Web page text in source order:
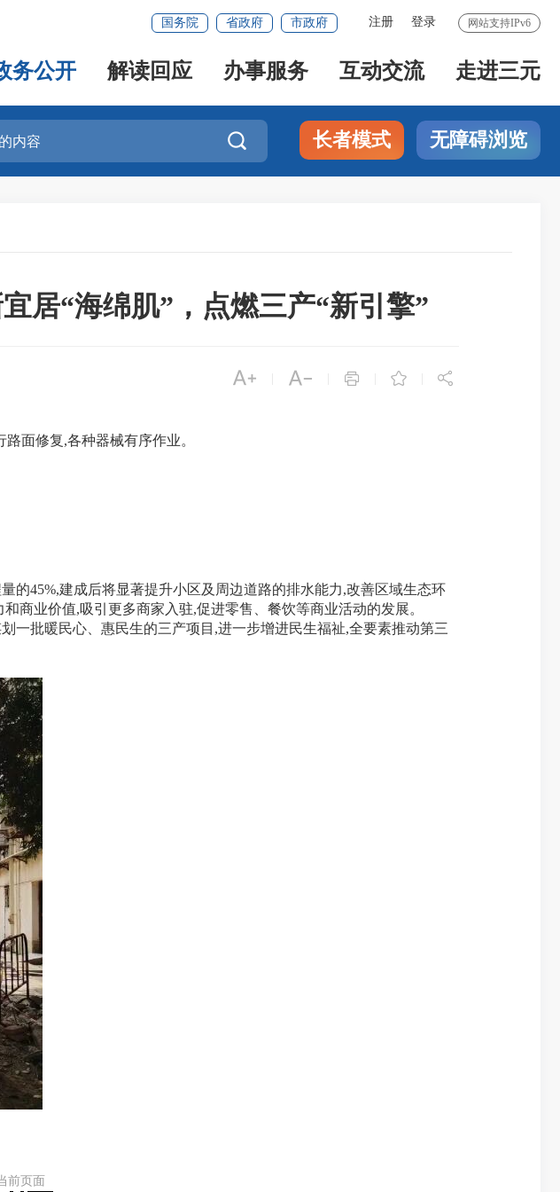
网站支持IPv6
注册 登录
国务院 省政府 市政府
务公开 解读回应 办事服务 互动交流 走进三元
 长者模式 无障碍浏览
居“海绵肌”，点燃三产“新引擎”
    
面修复,各种器械有序作业。
的45%,建成后将显著提升小区及周边道路的排水能力,改善区域生态环
商业价值,吸引更多商家入驻,促进零售、餐饮等商业活动的发展。
一批暖民心、惠民生的三产项目,进一步增进民生福祉,全要素推动第三
前页面